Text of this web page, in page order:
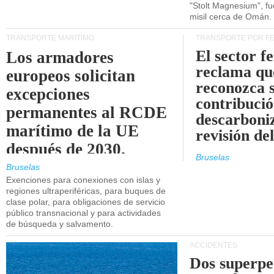
"Stolt Magnesium",
misil cerca de Omán.
TRANSPORTE MARÍTIMO
Los armadores
europeos solicitan
excepciones
permanentes al RCDE
marítimo de la UE
después de 2030.
Bruselas
Exenciones para conexiones con islas y
regiones ultraperiféricas, para buques de
clase polar, para obligaciones de servicio
público transnacional y para actividades
de búsqueda y salvamento.
TRANSPORTE POR
El sector
reclama
reconozca
revisión
Bruselas
ACCIDENTES
Dos